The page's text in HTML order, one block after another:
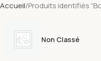
Accueil Produits identifiés
Non Classé